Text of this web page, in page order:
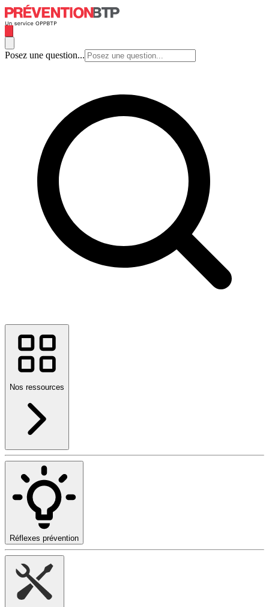
Posez une question...
Nos ressources
Réflexes prévention